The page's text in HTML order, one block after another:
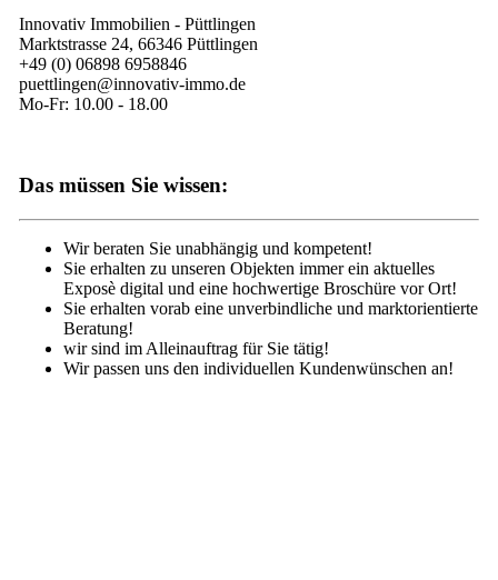
Innovativ Immobilien - Püttlingen
Marktstrasse 24, 66346 Püttlingen
+49 (0) 06898 6958846
puettlingen@innovativ-immo.de
Mo-Fr: 10.00 - 18.00
Das müssen Sie wissen:
Wir beraten Sie unabhängig und kompetent!
Sie erhalten zu unseren Objekten immer ein aktuelles
Exposè digital und eine hochwertige Broschüre vor Ort!
Sie erhalten vorab eine unverbindliche und marktorientierte
Beratung!
wir sind im Alleinauftrag für Sie tätig!
Wir passen uns den individuellen Kundenwünschen an!